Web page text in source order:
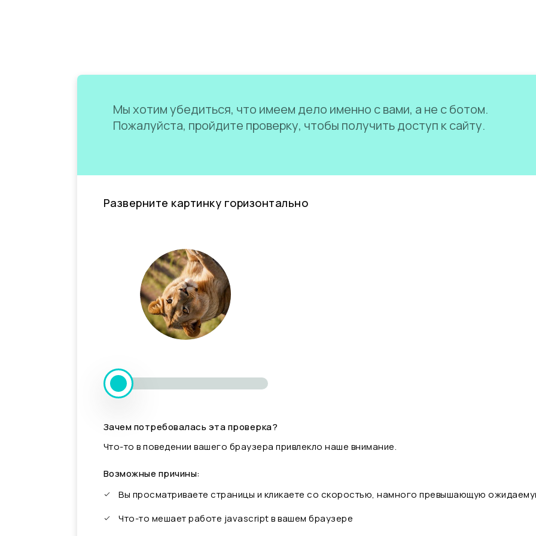
Мы хотим убедиться, что имеем дело именно с вами, а не с ботом.
Пожалуйста, пройдите проверку, чтобы получить доступ к сайту.
Разверните картинку горизонтально
Зачем потребовалась эта проверка?
Что-то в поведении вашего браузера привлекло наше внимание.
Возможные причины:
Вы просматриваете страницы и кликаете со скоростью, намного превышающую
Что-то мешает работе javascript в вашем браузере